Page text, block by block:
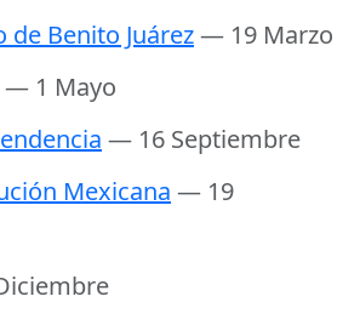
de Benito Juárez— 19 Marzo
— 1 Mayo
— 16 Septiembre
Mexicana — 19